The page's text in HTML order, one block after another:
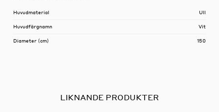
Huvudmaterial Ull
Huvudfärgnamn Vit
Diameter (cm) 150
LIKNANDE PRODUKTER